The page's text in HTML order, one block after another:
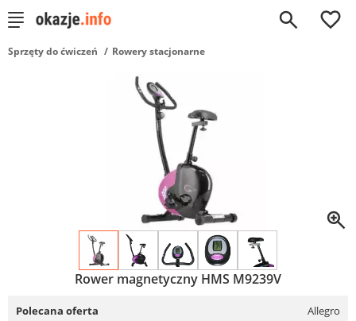
0
Sprzęty do ćwiczeń Rowery stacjonarne
Rower magnetyczny HMS M9239V
Polecana oferta Allegro